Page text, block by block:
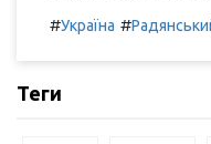
#Україна #
Теги